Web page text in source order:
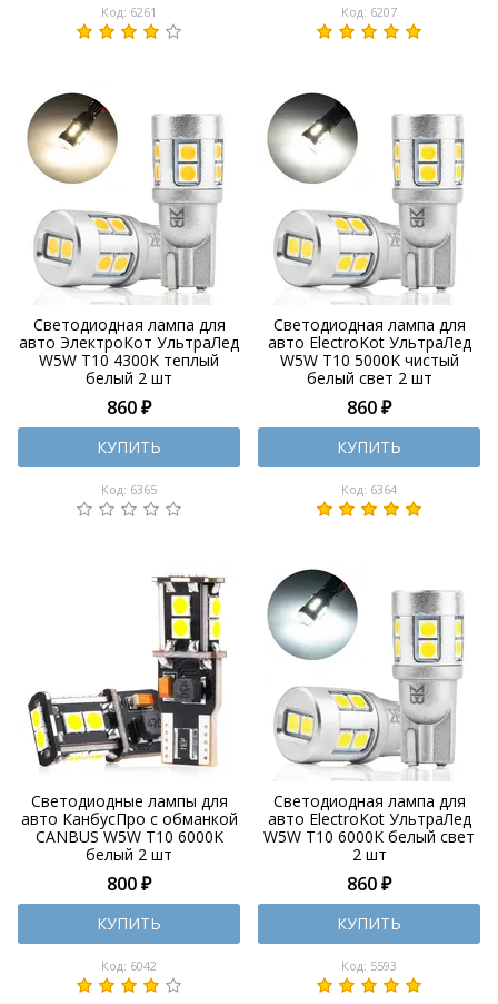
Код: 6261 Код: 6207
Светодиодная лампа для
авто ЭлектроКот УльтраЛед
W5W T10 4300K теплый
белый 2 шт
860 ₽
КУПИТЬ
Код: 6365
Светодиодная лампа для
авто ElectroKot УльтраЛед
W5W T10 5000K чистый
белый свет 2 шт
860 ₽
КУПИТЬ
Код: 6364
Светодиодные лампы для
авто КанбусПро с обманкой
CANBUS W5W T10 6000K
белый 2 шт
800 ₽
КУПИТЬ
Код: 6042
Светодиодная лампа для
авто ElectroKot УльтраЛед
W5W T10 6000K белый свет
2 шт
860 ₽
КУПИТЬ
Код: 5593